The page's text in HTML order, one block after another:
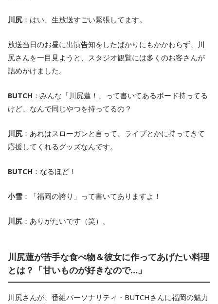
川尻：はい、生放送すごい緊張してます。
放送当日のお昼に出演告知をしたばかりにもかかわらず、川
尻さんを一目見ようと、スタジオ観覧には多くのお客さんが
詰めかけました。
BUTCH ：みんな「川尻蓮！」って書いてあるボード持ってる
けど、なんで同じやつを持ってるの？
川尻：あれはスローガンと言って、ライブとかに持ってきて
応援してくれるグッズなんです。
BUTCH ：なるほど！
小雪 ：「福岡の誇り」って書いてありますよ！
川尻：ありがたいです（笑）。
川尻蓮が苦手な食べ物＆彼女に作ってあげたい料理
とは？「甘いものが好きなので…」
川尻さんが、番組パーソナリティ・BUTCHさんに福岡の魅力